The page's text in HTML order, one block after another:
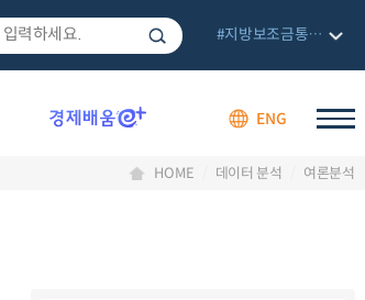
ENG
#지방보조금통합관리망
HOME 데이터 분석 여론분석